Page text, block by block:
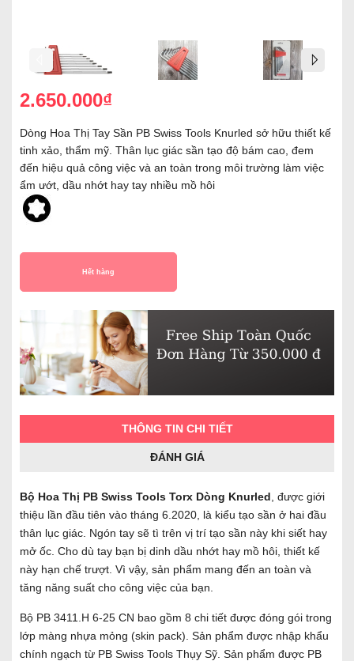
2.650.000₫
Dòng Hoa Thị Tay Sần PB Swiss Tools Knurled sở hữu thiết kế
tinh xảo, thẩm mỹ. Thân lục giác sần tạo độ bám cao, đem
đến hiệu quả công việc và an toàn trong môi trường làm việc
ẩm ướt, dầu nhớt hay tay nhiều mồ hôi
Hết hàng
THÔNG TIN CHI TIẾT
ĐÁNH GIÁ
Bộ Hoa Thị PB Swiss Tools Torx Dòng Knurled , được giới
thiệu lần đầu tiên vào tháng 6.2020, là kiểu tạo sần ở hai đầu
thân lục giác. Ngón tay sẽ tì trên vị trí tạo sần này khi siết hay
mở ốc. Cho dù tay bạn bị dinh dầu nhớt hay mồ hôi, thiết kế
này hạn chế trượt. Vì vậy, sản phẩm mang đến an toàn và
tăng năng suất cho công việc của bạn.
Bộ PB 3411.H 6-25 CN bao gồm 8 chi tiết được đóng gói trong
lớp màng nhựa mỏng (skin pack). Sản phẩm được nhập khẩu
chính ngạch từ PB Swiss Tools Thụy Sỹ. Sản phẩm được PB